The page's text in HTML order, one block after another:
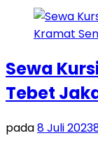
Sewa
Tebet
pada8 Juli 2023